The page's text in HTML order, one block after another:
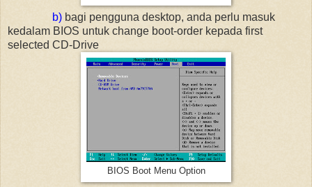
b) bagi pengguna desktop, anda perlu masuk
kedalam BIOS untuk change boot-order kepada first
selected CD-Drive
BIOS Boot Menu Option